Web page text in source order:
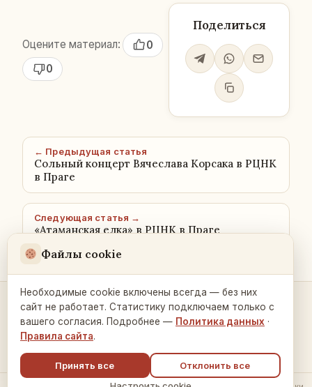
Оцените материал:
0
0
Поделиться
← Предыдущая статья
Сольный концерт Вячеслава Корсака в РЦНК
в Праге
Следующая статья →
«Атаманская елка» в РЦНК в Праге
Контакты и связь →
Файлы cookie
Необходимые cookie включены всегда — без них
сайт не работает. Статистику подключаем только с
вашего согласия. Подробнее — Политика данных ·
Правила сайта.
Принять все
Отклонить все